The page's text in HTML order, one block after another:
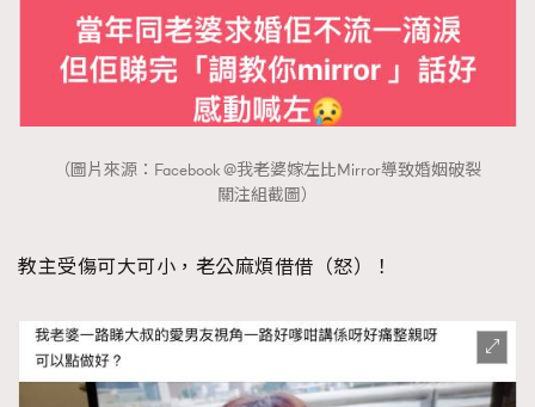
（圖片來源：Facebook @我老婆嫁左比Mirror導致婚姻破裂
關注組截圖）
教主受傷可大可小，老公麻煩借借（怒）！